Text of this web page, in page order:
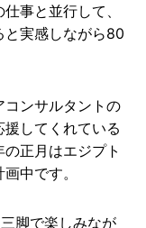
事と並行して、
と実感しながら80
コンサルタントの
してくれている
正月はエジプト
中です。
脚で楽しみなが